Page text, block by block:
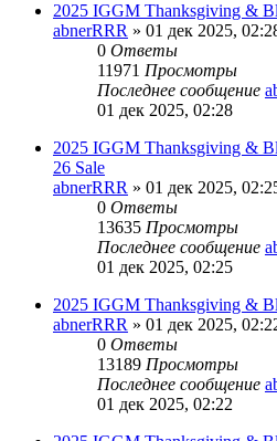
2025 IGGM Thanksgiving &
abnerRRR » 01 дек 2025,
0 Ответы
11971 Просмотры
Последнее сообщение
01 дек 2025, 02:28
2025 IGGM Thanksgiving &
26 Sale
abnerRRR » 01 дек 2025,
0 Ответы
13635 Просмотры
Последнее сообщение
01 дек 2025, 02:25
2025 IGGM Thanksgiving &
abnerRRR » 01 дек 2025,
0 Ответы
13189 Просмотры
Последнее сообщение
01 дек 2025, 02:22